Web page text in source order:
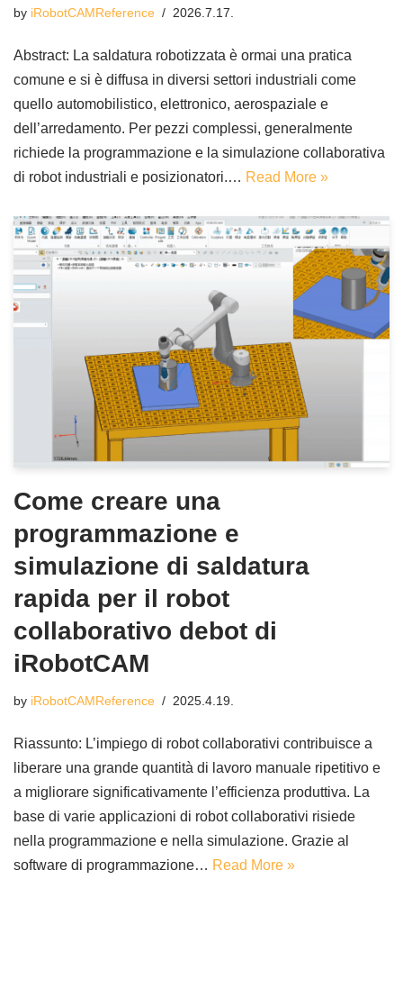
by iRobotCAMReference 2026.7.17.
Abstract: La saldatura robotizzata è ormai una pratica
comune e si è diffusa in diversi settori industriali come
quello automobilistico, elettronico, aerospaziale e
dell’arredamento. Per pezzi complessi, generalmente
richiede la programmazione e la simulazione collaborativa
di robot industriali e posizionatori.… Read More »
Come creare una
programmazione e
simulazione di saldatura
rapida per il robot
collaborativo debot di
iRobotCAM
by iRobotCAMReference 2025.4.19.
Riassunto: L’impiego di robot collaborativi contribuisce a
liberare una grande quantità di lavoro manuale ripetitivo e
a migliorare significativamente l’efficienza produttiva. La
base di varie applicazioni di robot collaborativi risiede
nella programmazione e nella simulazione. Grazie al
software di programmazione… Read More »